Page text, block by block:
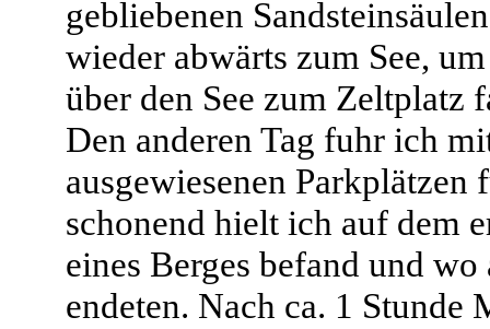
gebliebenen
wieder abwärts zum See,
über den See zum Zeltplatz
Den anderen Tag fuhr ich
ausgewiesenen
schonend hielt ich auf dem
eines Berges befand und
endeten. Nach ca. 1 Stunde